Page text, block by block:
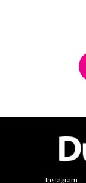
Instagram